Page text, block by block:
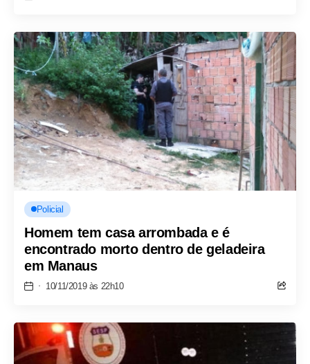
Policial
Homem tem casa arrombada e é
encontrado morto dentro de geladeira
em Manaus
10/11/2019 às 22h10